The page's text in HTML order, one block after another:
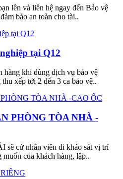
lên và liên hệ ngay đến Bảo vệ
bảo an toàn cho tài..
tại Q12
hàng khi dùng dịch vụ bảo vệ
xếp tới 2 đến 3 ca bảo vệ..
PHÒNG TÒA NHÀ -
cử nhân viên đi khảo sát vị trí
của khách hàng, lập..